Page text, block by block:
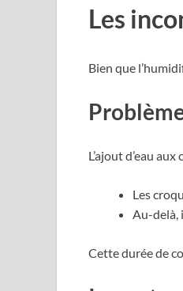
Les
Bien que
L’ajout d’eau
Les
Au-delà,
Cette durée de